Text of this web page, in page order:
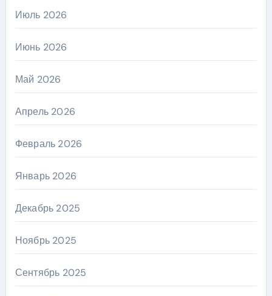
Июль 2026
Июнь 2026
Май 2026
Апрель 2026
Февраль 2026
Январь 2026
Декабрь 2025
Ноябрь 2025
Сентябрь 2025